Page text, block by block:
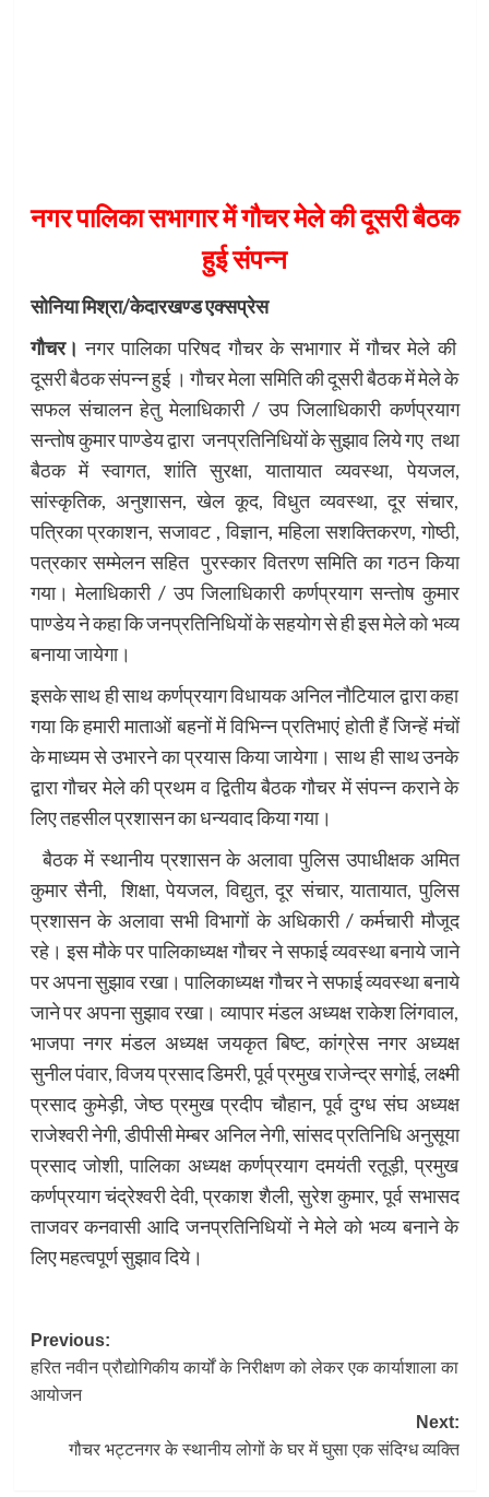
नगर पालिका सभागार में गौचर मेले की दूसरी बैठक
हुई संपन्न
सोनिया मिश्रा/केदारखण्ड एक्सप्रेस
गौचर।नगर पालिका परिषद गौचर के सभागार में गौचर मेले की
दूसरी बैठक संपन्न हुई । गौचर मेला समिति की दूसरी बैठक में मेले के
सफल संचालन हेतु मेलाधिकारी / उप जिलाधिकारी कर्णप्रयाग
सन्तोष कुमार पाण्डेय द्वारा जनप्रतिनिधियों के सुझाव लिये गए तथा
बैठक में स्वागत, शांति सुरक्षा, यातायात व्यवस्था, पेयजल,
सांस्कृतिक, अनुशासन, खेल कूद, विधुत व्यवस्था, दूर संचार,
पत्रिका प्रकाशन, सजावट , विज्ञान, महिला सशक्तिकरण, गोष्ठी,
पत्रकार सम्मेलन सहित पुरस्कार वितरण समिति का गठन किया
गया। मेलाधिकारी / उप जिलाधिकारी कर्णप्रयाग सन्तोष कुमार
पाण्डेय ने कहा कि जनप्रतिनिधियों के सहयोग से ही इस मेले को भव्य
बनाया जायेगा।
इसके साथ ही साथ कर्णप्रयाग विधायक अनिल नौटियाल द्वारा कहा
गया कि हमारी माताओं बहनों में विभिन्न प्रतिभाएं होती हैं जिन्हें मंचों
के माध्यम से उभारने का प्रयास किया जायेगा। साथ ही साथ उनके
द्वारा गौचर मेले की प्रथम व द्वितीय बैठक गौचर में संपन्न कराने के
लिए तहसील प्रशासन का धन्यवाद किया गया।
बैठक में स्थानीय प्रशासन के अलावा पुलिस उपाधीक्षक अमित
कुमार सैनी, शिक्षा, पेयजल, विद्युत, दूर संचार, यातायात, पुलिस
प्रशासन के अलावा सभी विभागों के अधिकारी / कर्मचारी मौजूद
रहे। इस मौके पर पालिकाध्यक्ष गौचर ने सफाई व्यवस्था बनाये जाने
पर अपना सुझाव रखा। पालिकाध्यक्ष गौचर ने सफाई व्यवस्था बनाये
जाने पर अपना सुझाव रखा। व्यापार मंडल अध्यक्ष राकेश लिंगवाल,
भाजपा नगर मंडल अध्यक्ष जयकृत बिष्ट, कांग्रेस नगर अध्यक्ष
सुनील पंवार, विजय प्रसाद डिमरी, पूर्व प्रमुख राजेन्द्र सगोई, लक्ष्मी
प्रसाद कुमेड़ी, जेष्ठ प्रमुख प्रदीप चौहान, पूर्व दुग्ध संघ अध्यक्ष
राजेश्वरी नेगी, डीपीसी मेम्बर अनिल नेगी, सांसद प्रतिनिधि अनुसूया
प्रसाद जोशी, पालिका अध्यक्ष कर्णप्रयाग दमयंती रतूड़ी, प्रमुख
कर्णप्रयाग चंद्रेश्वरी देवी, प्रकाश शैली, सुरेश कुमार, पूर्व सभासद
ताजवर कनवासी आदि जनप्रतिनिधियों ने मेले को भव्य बनाने के
लिए महत्वपूर्ण सुझाव दिये।
Post
navigation
Previous:
हरित नवीन प्रौद्योगिकीय कार्यों के निरीक्षण को लेकर एक कार्याशाला का
आयोजन
Next:
गौचर भट्टनगर के स्थानीय लोगों के घर में घुसा एक संदिग्ध व्यक्ति